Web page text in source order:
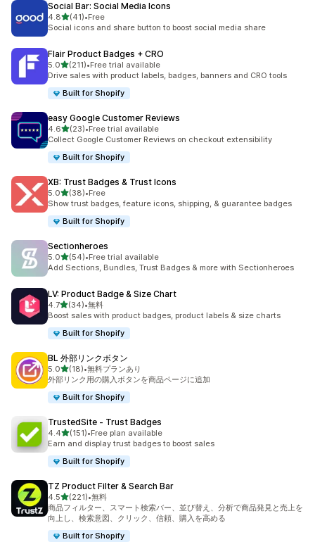
Social Bar: Social Media Icons
4.85つ星中
(41)
合計レビュー数：41件
•Free
Social icons and share button to boost social media share
Flair Product Badges + CRO
5.05つ星中
(211)
合計レビュー数：211件
•Free trial available
Drive sales with product labels, badges, banners and CRO tools
Built for Shopify
easy Google Customer Reviews
4.65つ星中
(23)
合計レビュー数：23件
•Free trial available
Collect Google Customer Reviews on checkout extensibility
Built for Shopify
XB: Trust Badges & Trust Icons
5.05つ星中
(38)
合計レビュー数：38件
•Free
Show trust badges, feature icons, shipping, & guarantee badges
Built for Shopify
Sectionheroes
5.05つ星中
(54)
合計レビュー数：54件
•Free trial available
Add Sections, Bundles, Trust Badges & more with Sectionheroes
LV: Product Badge & Size Chart
4.75つ星中
(34)
合計レビュー数：34件
•無料
Boost sales with product badges, product labels & size charts
Built for Shopify
BL 外部リンクボタン
5.05つ星中
(18)
合計レビュー数：18件
•無料プランあり
外部リンク用の購入ボタンを商品ページに追加
Built for Shopify
TrustedSite ‑ Trust Badges
4.45つ星中
(151)
合計レビュー数：151件
•Free plan available
Earn and display trust badges to boost sales
Built for Shopify
TZ Product Filter & Search Bar
4.55つ星中
(221)
合計レビュー数：221件
•無料
商品フィルター、スマート検索バー、並び替え、分析で商品発見と売上を
向上し、検索意図、クリック、信頼、購入を高める
Built for Shopify